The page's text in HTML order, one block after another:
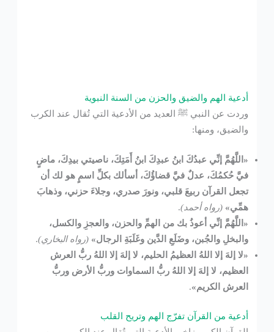
أدعية الهم والضيق والحزن من السنة النبوية
وردت عن النبي ﷺ العديد من الأدعية التي تُقال عند الكرب
والضيق، ومنها:
«اللَّهُمَّ إنِّي عبدُكَ ابنُ عبدِكَ ابنُ أَمَتِكَ، ناصيتي بيدِكَ، ماضٍ
فيَّ حُكمُكَ، عدلٌ فيَّ قضاؤُكَ، أسألك بكلِّ اسمٍ هو لك أن
تجعل القرآن ربيعَ قلبي، ونورَ صدري، وجلاءَ حزني، وذهابَ
همِّي» (رواه أحمد).
«اللَّهُمَّ إنِّي أعوذُ بك من الهمِّ والحزن، والعجزِ والكسل،
والبخلِ والجُبن، وضَلَعِ الدَّين وغَلَبَةِ الرجال» (رواه البخاري).
«لا إلهَ إلا اللهُ العظيمُ الحليم، لا إلهَ إلا اللهُ ربُّ العرش
العظيم، لا إلهَ إلا اللهُ ربُّ السماوات وربُّ الأرض وربُّ
العرش الكريم».
أدعية من القرآن تفرّج الهم وتريح القلب